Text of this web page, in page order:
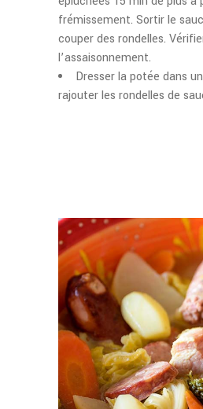
frémissement. Sortir le
couper des rondelles.
l’assaisonnement.
Dresser la potée dans
rajouter les rondelles de